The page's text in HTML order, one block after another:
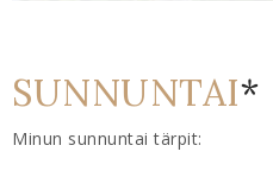
SUNNUNTAI*
Minun sunnuntai tärpit: